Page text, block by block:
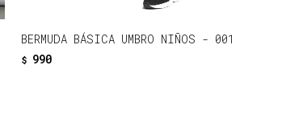
BERMUDA BÁSICA UMBRO NIÑOS - 001
$ 990